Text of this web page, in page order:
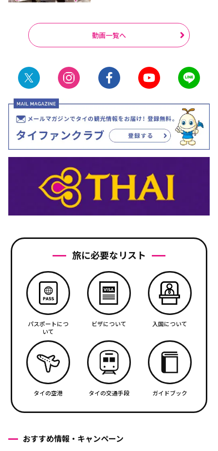
動画一覧へ
旅に必要なリスト
パスポートにつ
いて
ビザについて 入国について
タイの空港 タイの交通手段 ガイドブック
おすすめ情報・キャンペーン